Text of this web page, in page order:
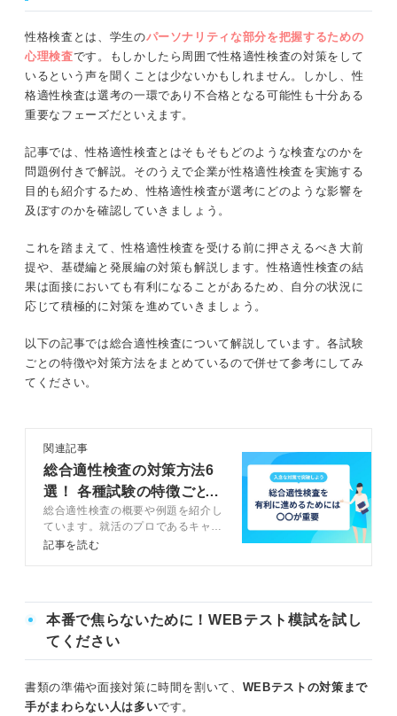
②解答に矛盾がある
③解答ミスが多い
⑤極端な解答や曖昧な解答が多い
⑥企業の求める人物像と相性が合っていな
い
⑦未解答がある
⑧性格検査の対策をしていない
受検のための時間と場所を確保する
奇をてらった答えは避ける
基本編！ 性格適性検査の3つの対策
①自己理解をしておく
発展編！性格適性検査の7つの対策
②自己分析をして自分の性格をキーワード
性格検査とは、学生のパーソナリティな部分を把握するための
心理検査です。もしかしたら周囲で性格適性検査の対策をして
いるという声を聞くことは少ないかもしれません。しかし、性
格適性検査は選考の一環であり不合格となる可能性も十分ある
重要なフェーズだといえます。
記事では、性格適性検査とはそもそもどのような検査なのかを
問題例付きで解説。そのうえで企業が性格適性検査を実施する
目的も紹介するため、性格適性検査が選考にどのような影響を
及ぼすのかを確認していきましょう。
これを踏まえて、性格適性検査を受ける前に押さえるべき大前
提や、基礎編と発展編の対策も解説します。性格適性検査の結
果は面接においても有利になることがあるため、自分の状況に
応じて積極的に対策を進めていきましょう。
以下の記事では総合適性検査について解説しています。各試験
ごとの特徴や対策方法をまとめているので併せて参考にしてみ
てください。
関連記事
総合適性検査の対策方法6
選！ 各種試験の特徴ごと
に解説
総合適性検査の概要や例題を紹介し
ています。就活のプロであるキャリ
アコンサルタントに具体的な対策方
有利に進めましょう。
記事を読む
本番で焦らないために！WEBテスト模試を試し
てください
書類の準備や面接対策に時間を割いて、 WEBテストの対策まで
手がまわらない人は多いです。
①性格適性検査の種類
②能力検査との違い
③性格適性検査で測定できること
⑤性格適性検査の受検スタイル
⑥性格適性検査の実施タイミング
性格適性検査の問題例
A・Bのいずれかを選択する問題
図形を貼り付ける問題
①企業と学生の相性を見るため
②次の選考に進める学生の優先順位をつけるため
③面接での参考材料にするため
⑤配属や教育の参考にするため
性格適性検査で落ちることはある？
対策をしなくても合格することはある